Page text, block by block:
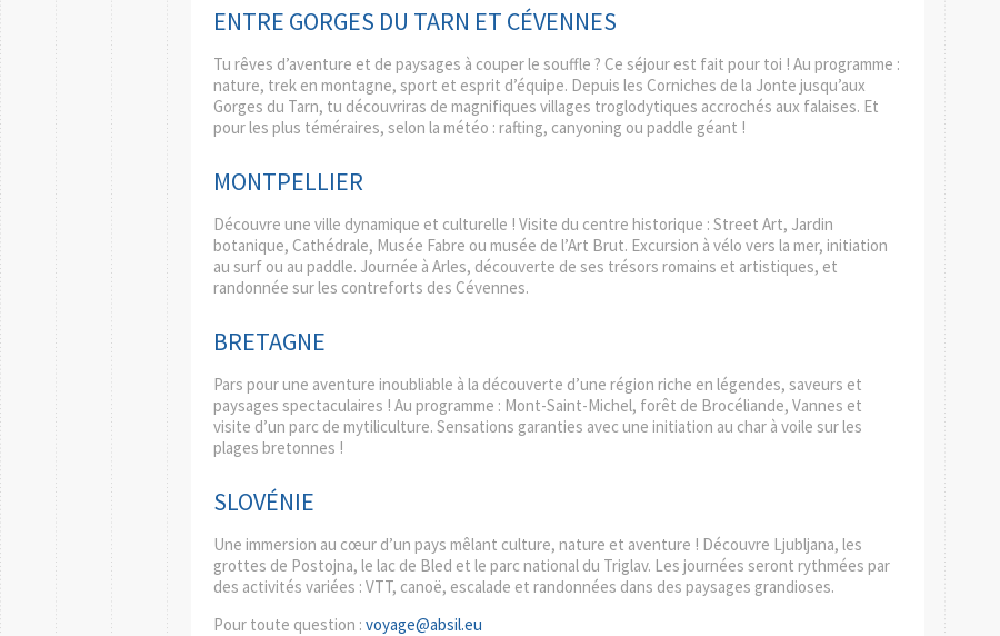
ENTRE GORGES DU TARN ET CÉVENNES
Tu rêves d’aventure et de paysages à couper le souffle ? Ce séjour est fait pour toi ! Au programme :
nature, trek en montagne, sport et esprit d’équipe. Depuis les Corniches de la Jonte jusqu’aux
Gorges du Tarn, tu découvriras de magnifiques villages troglodytiques accrochés aux falaises. Et
pour les plus téméraires, selon la météo : rafting, canyoning ou paddle géant !
MONTPELLIER
Découvre une ville dynamique et culturelle ! Visite du centre historique : Street Art, Jardin
botanique, Cathédrale, Musée Fabre ou musée de l’Art Brut. Excursion à vélo vers la mer, initiation
au surf ou au paddle. Journée à Arles, découverte de ses trésors romains et artistiques, et
randonnée sur les contreforts des Cévennes.
BRETAGNE
Pars pour une aventure inoubliable à la découverte d’une région riche en légendes, saveurs et
paysages spectaculaires ! Au programme : Mont-Saint-Michel, forêt de Brocéliande, Vannes et
visite d’un parc de mytiliculture. Sensations garanties avec une initiation au char à voile sur les
plages bretonnes !
SLOVÉNIE
Une immersion au cœur d’un pays mêlant culture, nature et aventure ! Découvre Ljubljana, les
grottes de Postojna, le lac de Bled et le parc national du Triglav. Les journées seront rythmées par
des activités variées : VTT, canoë, escalade et randonnées dans des paysages grandioses.
Pour toute question : voyage@absil.eu